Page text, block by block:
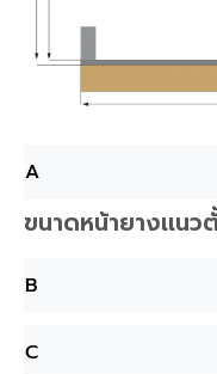
A
ขนาดหน้ายางเเน
B
C